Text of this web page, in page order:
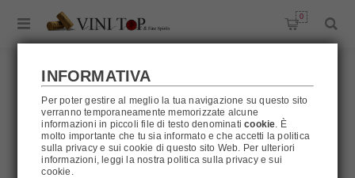
0
L'OLIVELLA
INFORMATIVA
Per poter gestire al meglio la tua navigazione su questo sito
verranno temporaneamente memorizzate alcune
informazioni in piccoli file di testo denominaticookie. È
molto importante che tu sia informato e che accetti la politica
sulla privacy e sui cookie di questo sito Web. Per ulteriori
informazioni, leggi la nostra politica sulla privacy e sui
cookie.